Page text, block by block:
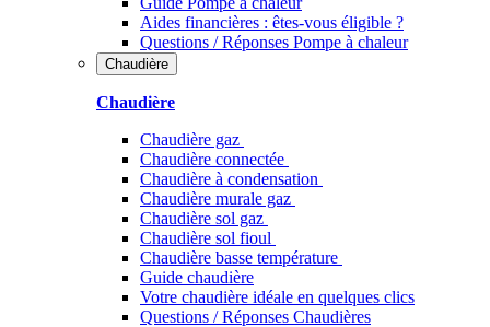
Aides financières : êtes-vous éligible ?
Questions / Réponses Pompe à chaleur
Chaudière
Chaudière
Chaudière gaz
Chaudière connectée
Chaudière à condensation
Chaudière murale gaz
Chaudière sol gaz
Chaudière sol fioul
Chaudière basse température
Guide chaudière
Votre chaudière idéale en quelques clics
Questions / Réponses Chaudières